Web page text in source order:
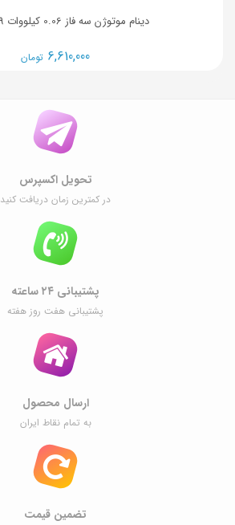
دینام موتوژن سه فاز 0.06 کیلووات 0.09 اسب
6,610,000 تومان
تحویل اکسپرس
در کمترین زمان دریافت کنید
پشتیبانی ۲۴ ساعته
پشتیبانی هفت روز هفته
ارسال محصول
به تمام نقاط ایران
تضمین قیمت